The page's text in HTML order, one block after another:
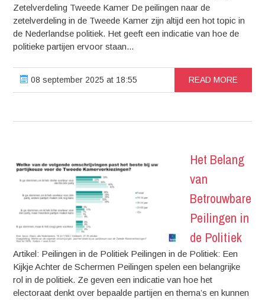
Zetelverdeling Tweede Kamer De peilingen naar de
zetelverdeling in de Tweede Kamer zijn altijd een hot topic in
de Nederlandse politiek. Het geeft een indicatie van hoe de
politieke partijen ervoor staan...
08 september 2025 at 18:55 READ MORE
Het Belang
van
Betrouwbare
Peilingen in
de Politiek
Artikel: Peilingen in de Politiek Peilingen in de Politiek: Een
Kijkje Achter de Schermen Peilingen spelen een belangrijke
rol in de politiek. Ze geven een indicatie van hoe het
electoraat denkt over bepaalde partijen en thema’s en kunnen